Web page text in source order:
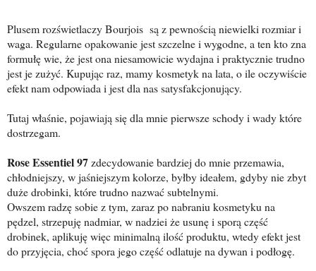
Plusem rozświetlaczy Bourjois są z pewnością niewielki rozmiar i
waga. Regularne opakowanie jest szczelne i wygodne, a ten kto zna
formułę wie, że jest ona niesamowicie wydajna i praktycznie trudno
jest je zużyć. Kupując raz, mamy kosmetyk na lata, o ile oczywiście
efekt nam odpowiada i jest dla nas satysfakcjonujący.
Tutaj właśnie, pojawiają się dla mnie pierwsze schody i wady które
dostrzegam.
Rose Essentiel97zdecydowanie bardziej do mnie przemawia,
chłodniejszy, w jaśniejszym kolorze, byłby ideałem, gdyby nie zbyt
duże drobinki, które trudno nazwać subtelnymi.
Owszem radzę sobie z tym, zaraz po nabraniu kosmetyku na
pędzel, strzepuję nadmiar, w nadziei że usunę i sporą część
drobinek, aplikuję więc minimalną ilość produktu, wtedy efekt jest
do przyjęcia, choć spora jego część odlatuje na dywan i podłogę.